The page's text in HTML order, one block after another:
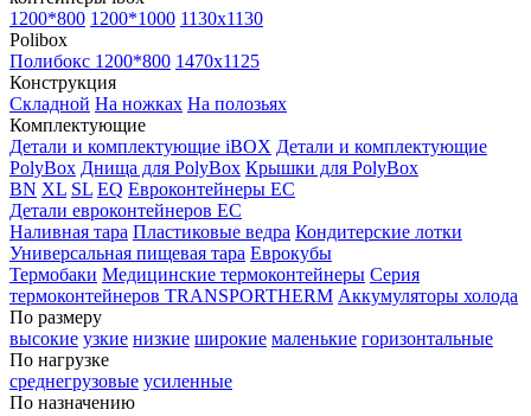
1200*800 1200*1000 1130x1130
Polibox
Полибокс 1200*800 1470х1125
Конструкция
Складной На ножках На полозьях
Комплектующие
Детали и комплектующие iBOX Детали и комплектующие
PolyBox Днища для PolyBox Крышки для PolyBox
BN XL SL EQ Евроконтейнеры EC
Детали евроконтейнеров EC
Наливная тара Пластиковые ведра Кондитерские лотки
Универсальная пищевая тара Еврокубы
Термобаки Медицинские термоконтейнеры Серия
термоконтейнеров TRANSPORTHERM Аккумуляторы холода
По размеру
высокие узкие низкие широкие маленькие горизонтальные
По нагрузке
среднегрузовые усиленные
По назначению